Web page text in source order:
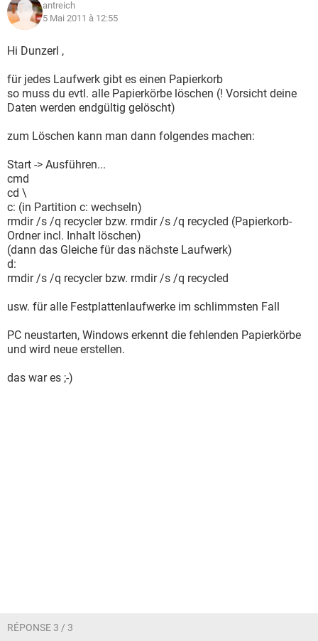
antreich
5 Mai 2011 à 12:55
Hi Dunzerl ,
für jedes Laufwerk gibt es einen Papierkorb
so muss du evtl. alle Papierkörbe löschen (! Vorsicht deine
Daten werden endgültig gelöscht)
zum Löschen kann man dann folgendes machen:
Start -> Ausführen...
cmd
cd \
c: (in Partition c: wechseln)
rmdir /s /q recycler bzw. rmdir /s /q recycled (Papierkorb-
Ordner incl. Inhalt löschen)
(dann das Gleiche für das nächste Laufwerk)
d:
rmdir /s /q recycler bzw. rmdir /s /q recycled
usw. für alle Festplattenlaufwerke im schlimmsten Fall
PC neustarten, Windows erkennt die fehlenden Papierkörbe
und wird neue erstellen.
das war es ;-)
RÉPONSE 3 / 3